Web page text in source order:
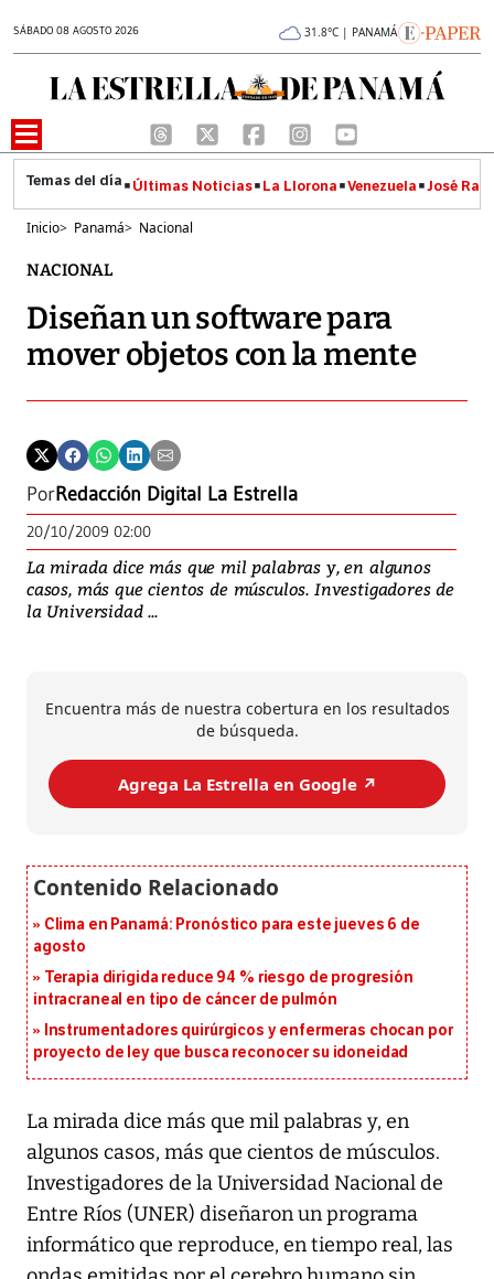
SÁBADO 08 AGOSTO 2026 31.8°C | PANAMÁ
Últimas Noticias La Llorona Venezuela José
Inicio> Panamá> Nacional
NACIONAL
Diseñan un software para
mover objetos con la mente
PorRedacción Digital La Estrella
20/10/2009 02:00
La mirada dice más que mil palabras y, en algunos
casos, más que cientos de músculos. Investigadores de
la Universidad ...
Encuentra más de nuestra cobertura en los resultados
de búsqueda.
Agrega La Estrella en Google ↗️
Clima en Panamá: Pronóstico para este jueves 6 de
agosto
Terapia dirigida reduce 94 % riesgo de progresión
intracraneal en tipo de cáncer de pulmón
Instrumentadores quirúrgicos y enfermeras chocan por
proyecto de ley que busca reconocer su idoneidad
La mirada dice más que mil palabras y, en
algunos casos, más que cientos de músculos.
Investigadores de la Universidad Nacional de
Entre Ríos (UNER) diseñaron un programa
informático que reproduce, en tiempo real, las